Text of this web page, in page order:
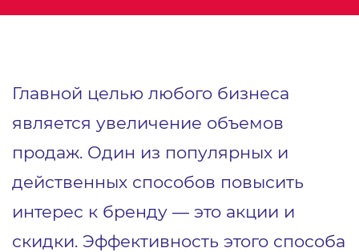
Главной целью любого бизнеса
является увеличение объемов
продаж. Один из популярных и
действенных способов повысить
интерес к бренду — это акции и
скидки. Эффективность этого способа